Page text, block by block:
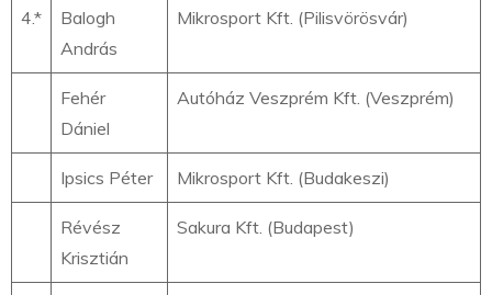
4.*
Balogh
András
Mikrosport Kft. (Pilisvörösvár)
Fehér
Dániel
Autóház Veszprém Kft. (Veszprém)
Ipsics Péter Mikrosport Kft. (Budakeszi)
Révész
Krisztián
Sakura Kft. (Budapest)